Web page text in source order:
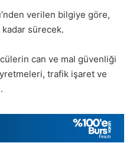
verilen bilgiye göre,
sürecek.
can ve mal güvenliği
trafik işaret ve